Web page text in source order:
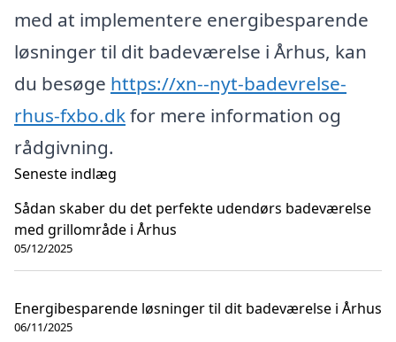
med at implementere energibesparende
løsninger til dit badeværelse i Århus, kan
du besøge https://xn--nyt-badevrelse-
rhus-fxbo.dkfor mere information og
rådgivning.
Seneste indlæg
Sådan skaber du det perfekte udendørs badeværelse
med grillområde i Århus
05/12/2025
Energibesparende løsninger til dit badeværelse i Århus
06/11/2025